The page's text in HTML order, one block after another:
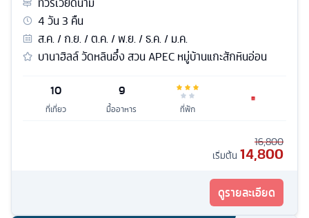
4วัน3 คืน
ส.ค. / ก.ย. / ต.ค. / พ.ย. / ธ.ค. / ม.ค.
บานาฮิลล์ วัดหลินอึ๋ง สวน APEC หมู่บ้านแกะสักหินอ่อน
10
ที่เที่ยว
9
มื้ออาหาร ที่พัก
16,800
เริ่มต้น 14,800
ดูรายละเอียด